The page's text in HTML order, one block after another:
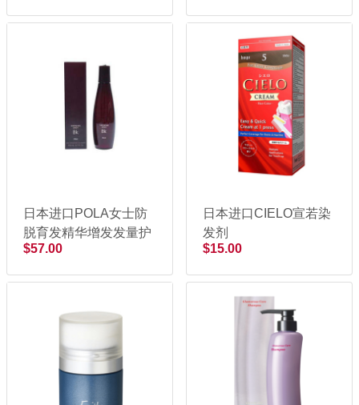
日本进口POLA女士防
脱育发精华增发发量护
发生发液生发水170ml
$57.00
日本进口CIELO宣若染
发剂
$15.00